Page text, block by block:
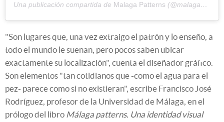
Una publicación compartida de Malaga Patterns (@malagapatterns) el
"Son lugares que, una vez extraigo el patrón y lo enseño, a
todo el mundo le suenan, pero pocos saben ubicar
exactamente su localización", cuenta el diseñador gráfico.
Son elementos "tan cotidianos que -como el agua para el
pez- parece como si no existieran", escribe Francisco José
Rodríguez, profesor de la Universidad de Málaga, en el
prólogo del libro Málaga patterns. Una identidad visual